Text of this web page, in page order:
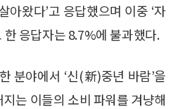
왔다’고 응답했으며 이중 ‘자
한 응답자는 8.7%에 불과했다.
분야에서 ‘신(新)중년 바람’을
는 이들의 소비 파워를 겨냥해